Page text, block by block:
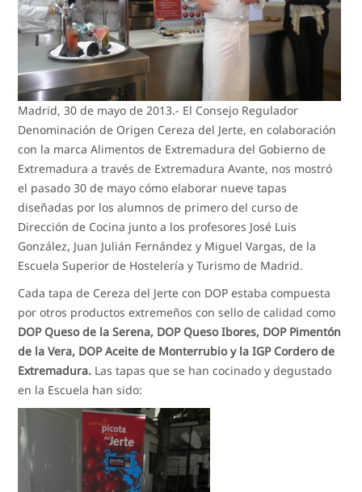
Madrid, 30 de mayo de 2013.- El Consejo Regulador
Denominación de Origen Cereza del Jerte, en colaboración
con la marca Alimentos de Extremadura del Gobierno de
Extremadura a través de Extremadura Avante, nos mostró
el pasado 30 de mayo cómo elaborar nueve tapas
diseñadas por los alumnos de primero del curso de
Dirección de Cocina junto a los profesores José Luis
González, Juan Julián Fernández y Miguel Vargas, de la
Escuela Superior de Hostelería y Turismo de Madrid.
Cada tapa de Cereza del Jerte con DOP estaba compuesta
por otros productos extremeños con sello de calidad como
DOP Queso de la Serena, DOP Queso Ibores, DOP Pimentón
de la Vera, DOP Aceite de Monterrubio y la IGP Cordero de
Extremadura. Las tapas que se han cocinado y degustado
en la Escuela han sido: